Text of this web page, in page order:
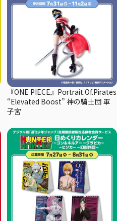
『ONE PIECE』Portrait.Of.Pirates
“Elevated Boost” 神の騎士団 軍
子宮